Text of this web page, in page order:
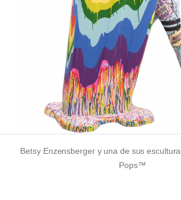
Betsy Enzensberger y una de sus
Pops™